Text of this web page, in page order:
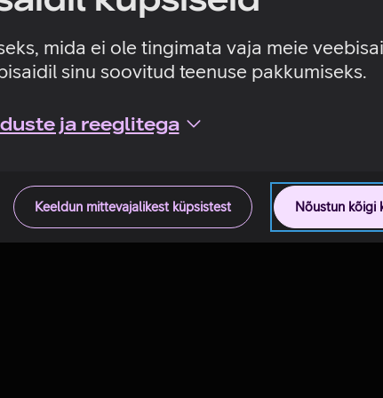
mida ei ole tingimata vaja meie
sinu soovitud teenuse pakkumiseks.
ja reeglitega
Nõustun kõigi
Keeldun mittevajalikest küpsistest